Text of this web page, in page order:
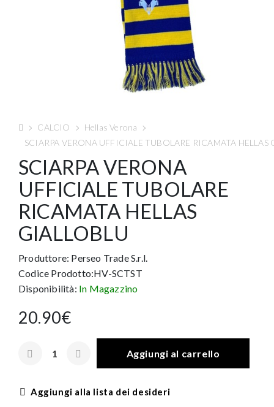
CALCIO
Hellas Verona
SCIARPA VERONA UFFICIALE TUBOLARE RICAMATA HELLAS
SCIARPA VERONA
UFFICIALE TUBOLARE
RICAMATA HELLAS
GIALLOBLU
Produttore: Perseo Trade S.r.l.
Codice Prodotto:HV-SCTST
Disponibilità: In Magazzino
20.90€
Aggiungi al carrello
Aggiungi alla lista dei desideri